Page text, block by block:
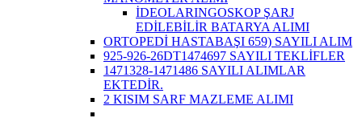
İDEOLARINGOSKOP ŞARJ
EDİLEBİLİR BATARYA ALIMI
ORTOPEDİ HASTABAŞI 659) SAYILI ALIM
925-926-26DT1474697 SAYILI TEKLİFLER
1471328-1471486 SAYILI ALIMLAR
EKTEDİR.
2 KISIM SARF MAZLEME ALIMI